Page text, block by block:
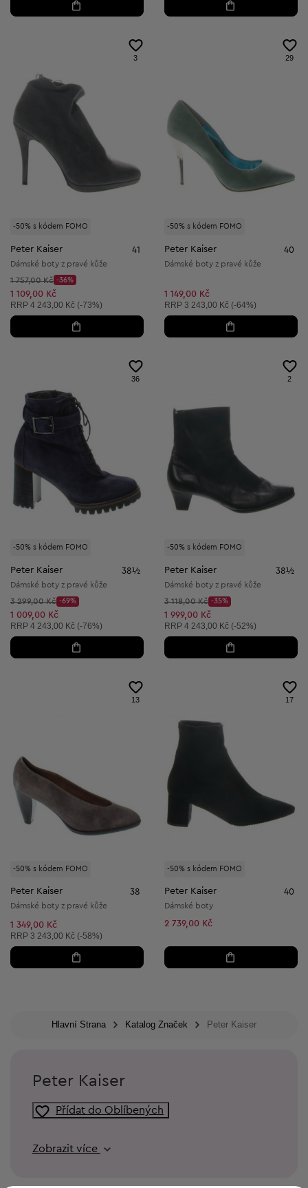
-50% s kódem FOMO
3
Peter Kaiser 41
Dámské boty z pravé kůže
Původní cena:
1 757,00 Kč
Discount Price:
-36%
Snížená cena:
1 109,00 Kč
Doporučená cena:
RRP 4 243,00 Kč (-73%)
-50% s kódem FOMO
29
Peter Kaiser 40
Dámské boty z pravé kůže
1 149,00 Kč
Doporučená cena:
RRP 3 243,00 Kč (-64%)
-50% s kódem FOMO
36
Peter Kaiser 38½
Dámské boty z pravé kůže
Původní cena:
3 299,00 Kč
Discount Price:
-69%
Snížená cena:
1 009,00 Kč
Doporučená cena:
RRP 4 243,00 Kč (-76%)
-50% s kódem FOMO
2
Peter Kaiser 38½
Dámské boty z pravé kůže
Původní cena:
3 118,00 Kč
Discount Price:
-35%
Snížená cena:
1 999,00 Kč
Doporučená cena:
RRP 4 243,00 Kč (-52%)
-50% s kódem FOMO
13
Peter Kaiser 38
Dámské boty z pravé kůže
1 349,00 Kč
Doporučená cena:
RRP 3 243,00 Kč (-58%)
-50% s kódem FOMO
17
Peter Kaiser 40
Dámské boty
2 739,00 Kč
Hlavní Strana Katalog Značek Peter Kaiser
Peter Kaiser
Přídat do Oblíbených
Zobrazit více